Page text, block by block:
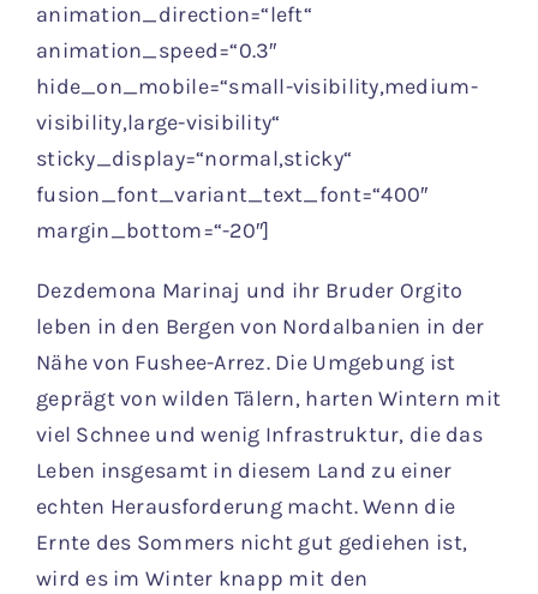
animation_direction=“left“
animation_speed=“0.3″
hide_on_mobile=“small-visibility,medium-
visibility,large-visibility“
sticky_display=“normal,sticky“
fusion_font_variant_text_font=“400″
margin_bottom=“-20″]
Dezdemona Marinaj und ihr Bruder Orgito
leben in den Bergen von Nordalbanien in der
Nähe von Fushee-Arrez. Die Umgebung ist
geprägt von wilden Tälern, harten Wintern mit
viel Schnee und wenig Infrastruktur, die das
Leben insgesamt in diesem Land zu einer
echten Herausforderung macht. Wenn die
Ernte des Sommers nicht gut gediehen ist,
wird es im Winter knapp mit den